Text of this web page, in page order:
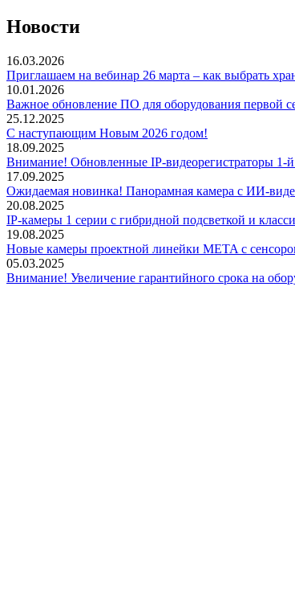
Новости
16.03.2026
Приглашаем на вебинар 26 марта – как выбрать
10.01.2026
Важное обновление ПО для оборудования первой
25.12.2025
С наступающим Новым 2026 годом!
18.09.2025
Внимание! Обновленные IP-видеорегистраторы 1-й
17.09.2025
Ожидаемая новинка! Панорамная камера с ИИ-
20.08.2025
IP-камеры 1 серии с гибридной подсветкой и
19.08.2025
Новые камеры проектной линейки META с
05.03.2025
Внимание! Увеличение гарантийного срока на